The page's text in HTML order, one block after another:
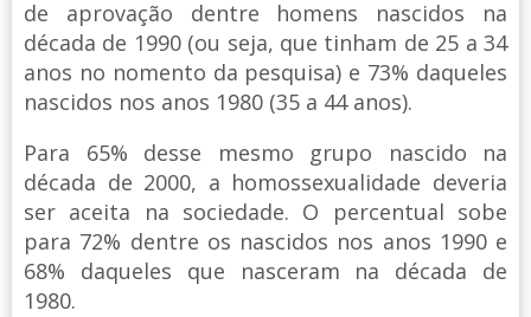
de aprovação dentre homens nascidos na
década de 1990 (ou seja, que tinham de 25 a 34
anos no nomento da pesquisa) e 73% daqueles
nascidos nos anos 1980 (35 a 44 anos).
Para 65% desse mesmo grupo nascido na
década de 2000, a homossexualidade deveria
ser aceita na sociedade. O percentual sobe
para 72% dentre os nascidos nos anos 1990 e
68% daqueles que nasceram na década de
1980.